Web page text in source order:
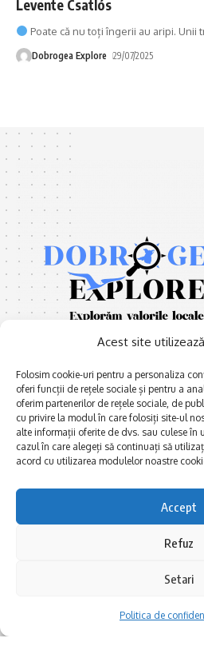
Acest site
Folosim cookie-uri pentru a personaliza
oferi funcții de rețele sociale și pentru a
oferim partenerilor de rețele sociale, de
cu privire la modul în care folosiți site-ul
alte informații oferite de dvs. sau culese în
cazul în care alegeți să continuați să
acord cu utilizarea modulelor noastre
Accept
Refuz
Setari
Politica de
Levente Csatlós
Poate că nu toți îngerii au aripi. Unii
Dobrogea Explore 29/07/2025
E xplorăm Dobrogea,
Explorăm valorile locale:
Deltă, Litoral, cele mai mari
lacuri, cele mai vechi orașe,
multe etnii, CELE MAI